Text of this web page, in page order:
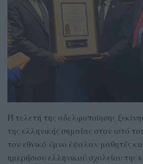
Η τελετή της αδελφοποίησης
της ελληνικής σημαίας στον ιστό
τον εθνικό ύμνο έψαλαν μαθητές
ημερήσιου ελληνικού σχολείου της